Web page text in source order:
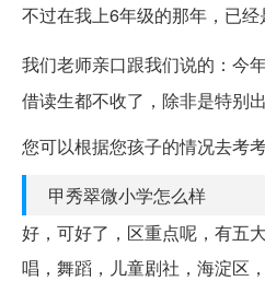
不过在我上6年级的那年，已
我们老师亲口跟我们说的：今
借读生都不收了，除非是特别
您可以根据您孩子的情况去考
甲秀翠微小学怎么样
好，可好了，区重点呢，有五
唱，舞蹈，儿童剧社，海淀区